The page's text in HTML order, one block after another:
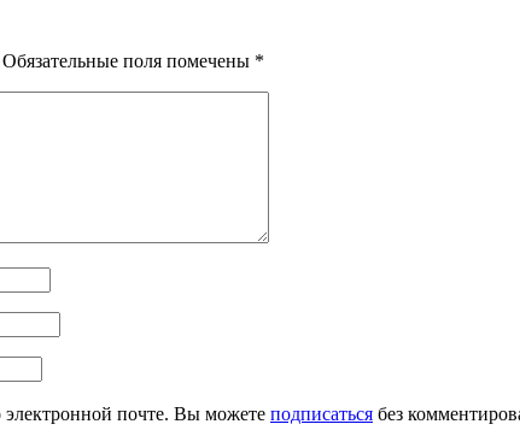
Обязательные поля помечены *
почте. Вы можете подписаться без